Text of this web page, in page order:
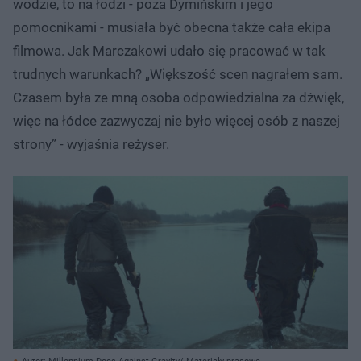
wodzie, to na łodzi - poza Dymińskim i jego
pomocnikami - musiała być obecna także cała ekipa
filmowa. Jak Marczakowi udało się pracować w tak
trudnych warunkach? „Większość scen nagrałem sam.
Czasem była ze mną osoba odpowiedzialna za dźwięk,
więc na łódce zazwyczaj nie było więcej osób z naszej
strony” - wyjaśnia reżyser.